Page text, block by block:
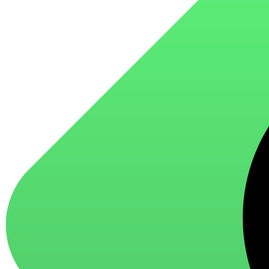
для ароматизации и нейтрализации запахов
для стирки и ухода за тканями
для ковров и текстильных изделий
специализированные чистящие средства
универсальные чистящие средства
дезинфицирующие средства
Автохимия и автокосметика
автоэмали
аэрозольные смазки